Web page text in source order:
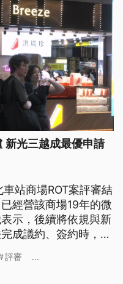
新光三越成最優申請
站商場ROT案評審結
經營該商場19年的微
示，後續將依規與新
成議約、簽約時，會
評審 ...